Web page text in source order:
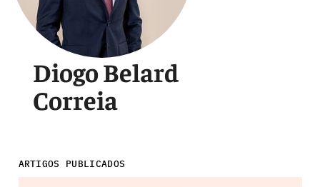
Diogo Belard
Correia
ARTIGOS PUBLICADOS